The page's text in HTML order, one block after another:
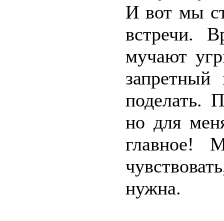
И вот мы
встречи.
мучают
поделать.
но для
главное!
нужна.